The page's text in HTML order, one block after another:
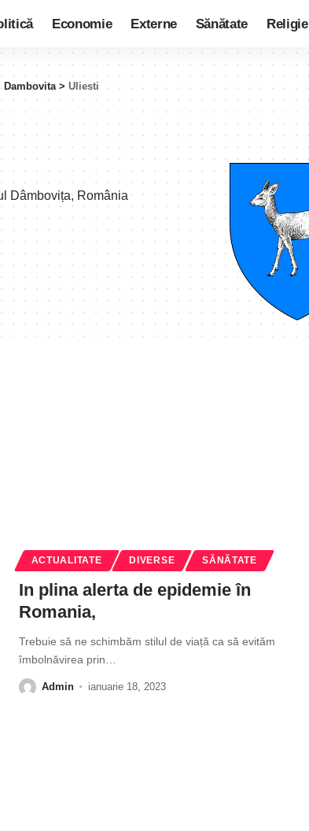
Economie Externe Sănătate Religie
Dambovita> Uliesti
Dâmbovița, România
ACTUALITATE DIVERSE SĂNĂTATE
In plina alerta de epidemie în
Romania,
Trebuie să ne schimbăm stilul de viață ca să evităm
îmbolnăvirea prin
Admin ianuarie 18, 2023